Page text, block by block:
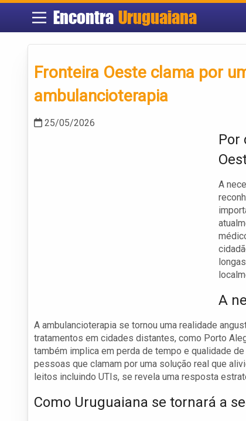
Encontra Uruguaiana
Fronteira Oeste clama por
ambulancioterapia
25/05/2026
Por
A
A
A ambulancioterapia se tornou uma realidade
tratamentos em cidades distantes, como Porto
também implica em perda de tempo e qualidade
pessoas que clamam por uma solução real que
leitos incluindo UTIs, se revela uma resposta
Como Uruguaiana se tornará a